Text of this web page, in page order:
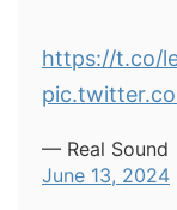
https://t.co/
— Real Sound
June 13, 2024